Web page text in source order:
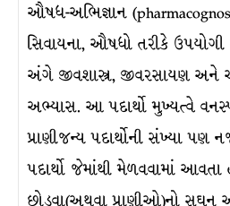
ઔષધ-અભિજ્ઞાન
સિવાયના, ઔષધો તરીકે ઉપયોગી
અંગે જીવશાસ્ત્ર, જીવરસાયણ અને
અભ્યાસ. આ પદાર્થો મુખ્યત્વે
પ્રાણીજન્ય પદાર્થોની સંખ્યા
પદાર્થો જેમાંથી મેળવવામાં આવતા
છોડવા(અથવા પ્રાણીઓ)નો સઘન